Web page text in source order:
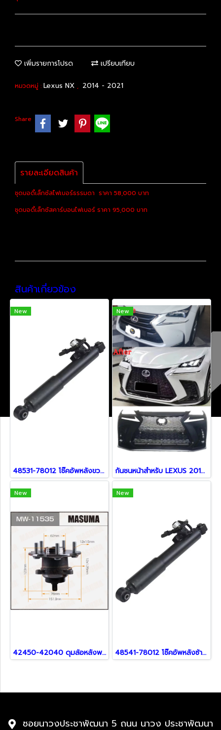
เพิ่มรายการโปรด เปรียบเทียบ
หมวดหมู่ : Lexus NX , 2014 - 2021
Share
รายละเอียดสินค้า
ชุดบอดี้เล็กซัสไฟเบอร์ธรรมดา ราคา 58,000 บาท
ชุดบอดี้เล็กซัสคาร์บอนไฟเบอร์ ราคา 95,000 บาท
สินค้าเกี่ยวข้อง
New
48531-78012 โช๊คอัพหลังขวา สำหรับ NX300 NX200T 2014
New
กันชนหน้าสำหรับ LEXUS 2014 NX200t อัพเกรด2022 NX260 NX350h Sport
New
42450-42040 ดุมล้อหลังพร้อมลูกปืนข้างขวา สำหรับ NX300H
New
48541-78012 โช๊คอัพหลังซ้าย สำหรับ NX300 NX200T 2014
ซอยนาวงประชาพัฒนา 5 ถนน นาวง ประชาพัฒนา